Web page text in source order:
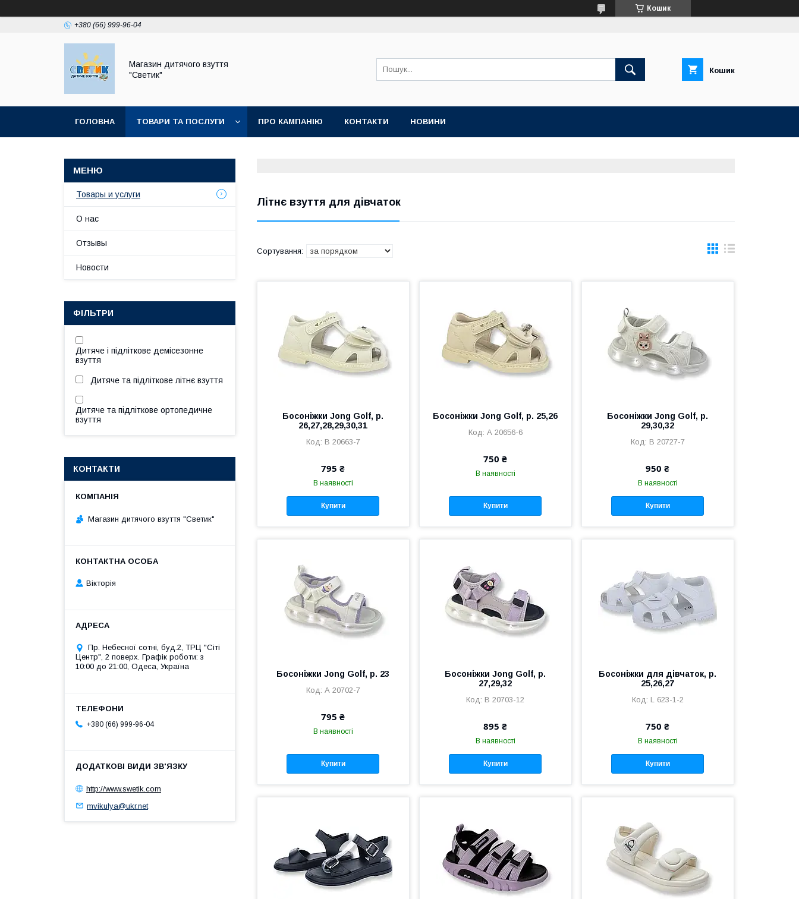
Кошик
+380 (66) 999-96-04
Магазин дитячого взуття
"Светик"
Кошик
ГОЛОВНА ТОВАРИ ТА ПОСЛУГИ ПРО КАМПАНІЮ КОНТАКТИ НОВИНИ
Літнє взуття для дівчаток
Босоніжки Jong Golf, р.
26,27,28,29,30,31
В 20663-7
795 ₴
В наявності
Купити
Босоніжки Jong Golf, р. 25,26
А 20656-6
750 ₴
В наявності
Купити
Босоніжки Jong Golf, р.
29,30,32
В 20727-7
950 ₴
В наявності
Купити
Босоніжки Jong Golf, р. 23
А 20702-7
795 ₴
В наявності
Купити
Босоніжки Jong Golf, р.
27,29,32
В 20703-12
895 ₴
В наявності
Купити
Босоніжки для дівчаток, р.
25,26,27
L 623-1-2
750 ₴
В наявності
Купити
Товары и услуги
О нас
Отзывы
Новости
ФІЛЬТРИ
Дитяче і підліткове демісезонне
взуття
Дитяче та підліткове літнє взуття
Дитяче та підліткове ортопедичне
взуття
КОНТАКТИ
Магазин дитячого взуття "Светик"
Вікторія
Пр. Небесної сотні, буд.2, ТРЦ "Сіті
Центр", 2 поверх. Графік роботи: з
10:00 до 21:00, Одеса, Україна
+380 (66) 999-96-04
http://www.swetik.com
mvikulya@ukr.net